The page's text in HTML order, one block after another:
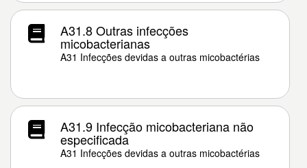
A31.8 Outras infecções
micobacterianas
A31 Infecções devidas a outras micobactérias
A31.9 Infecção micobacteriana não
especificada
A31 Infecções devidas a outras micobactérias